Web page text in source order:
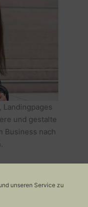
unseren Service zu
Landingpages
und gestalte
Business nach
>>